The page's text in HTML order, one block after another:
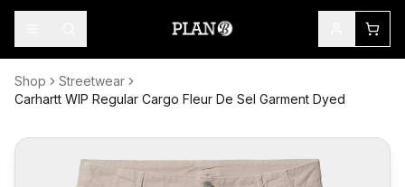
Shop
Streetwear
Carhartt WIP Regular Cargo Fleur De Sel Garment Dyed